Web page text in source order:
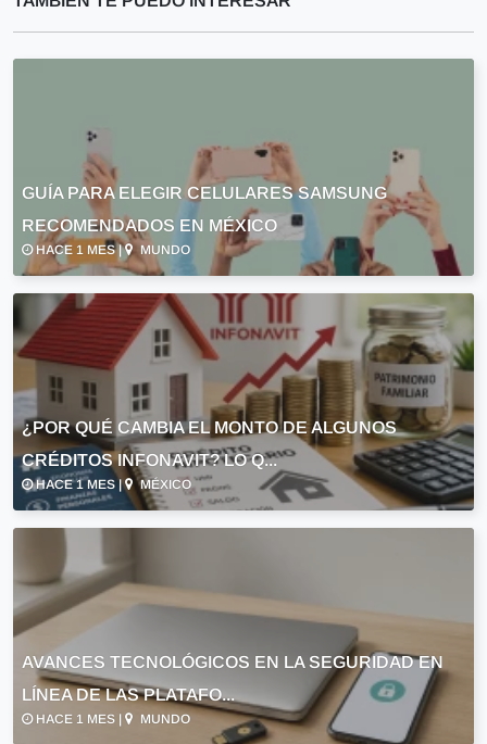
GUÍA PARA ELEGIR CELULARES SAMSUNG
RECOMENDADOS EN MÉXICO
HACE 1 MES | MUNDO
¿POR QUÉ CAMBIA EL MONTO DE ALGUNOS
CRÉDITOS INFONAVIT? LO Q...
HACE 1 MES | MÉXICO
AVANCES TECNOLÓGICOS EN LA SEGURIDAD EN
LÍNEA DE LAS PLATAFO...
HACE 1 MES | MUNDO